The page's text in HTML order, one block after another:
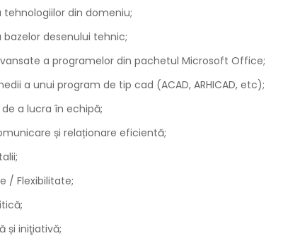
din domeniu;
desenului tehnic;
a programelor din pachetul Microsoft Office;
a unui program de tip cad (ACAD, ARHICAD, etc);
a lucra în echipă;
și relaționare eficientă;
/ Flexibilitate;
și iniţiativă;